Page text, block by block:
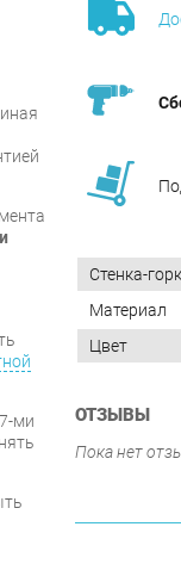
ми
Стенка-
Материал
Цвет
ОТЗЫВЫ
Пока нет